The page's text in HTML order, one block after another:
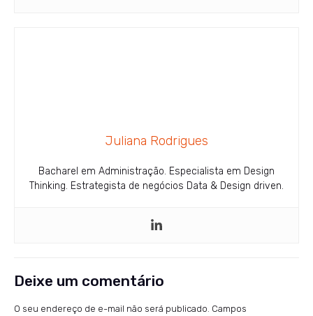
Juliana Rodrigues
Bacharel em Administração. Especialista em Design
Thinking. Estrategista de negócios Data & Design driven.
Deixe um comentário
O seu endereço de e-mail não será publicado. Campos